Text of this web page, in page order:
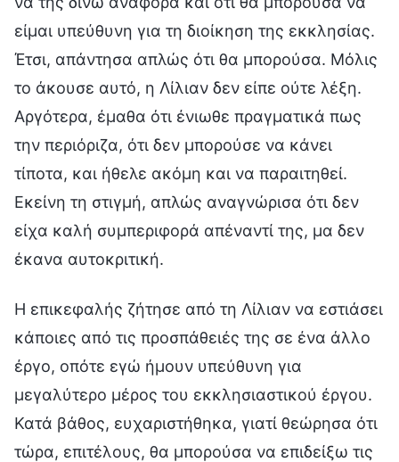
είμαι υπεύθυνη για τη διοίκηση της εκκλησίας.
Έτσι, απάντησα απλώς ότι θα μπορούσα. Μόλις
το άκουσε αυτό, η Λίλιαν δεν είπε ούτε λέξη.
Αργότερα, έμαθα ότι ένιωθε πραγματικά πως
την περιόριζα, ότι δεν μπορούσε να κάνει
τίποτα, και ήθελε ακόμη και να παραιτηθεί.
Εκείνη τη στιγμή, απλώς αναγνώρισα ότι δεν
είχα καλή συμπεριφορά απέναντί της, μα δεν
έκανα αυτοκριτική.
Η επικεφαλής ζήτησε από τη Λίλιαν να εστιάσει
κάποιες από τις προσπάθειές της σε ένα άλλο
έργο, οπότε εγώ ήμουν υπεύθυνη για
μεγαλύτερο μέρος του εκκλησιαστικού έργου.
Κατά βάθος, ευχαριστήθηκα, γιατί θεώρησα ότι
τώρα, επιτέλους, θα μπορούσα να επιδείξω τις